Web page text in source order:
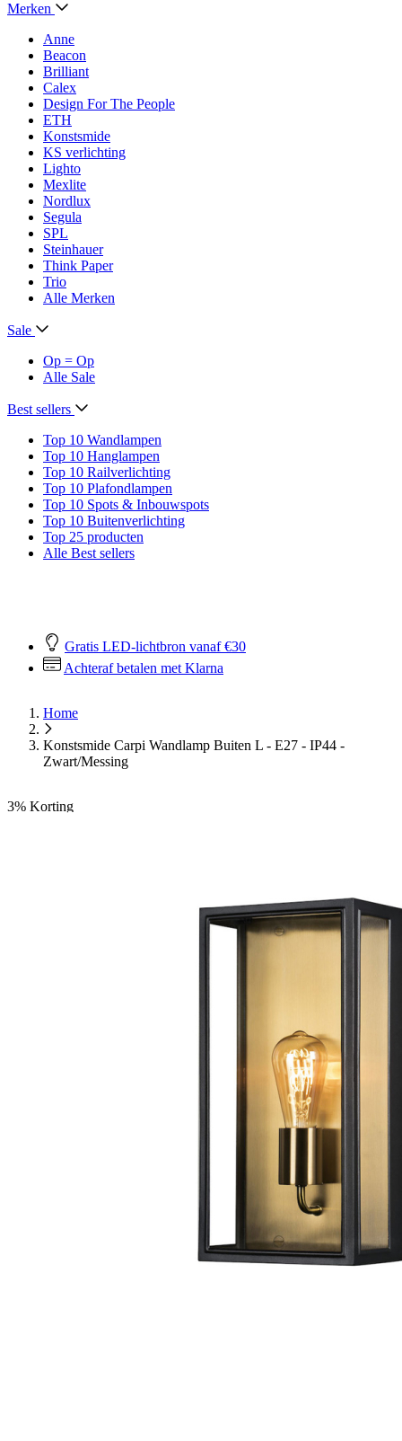
Merken
Anne
Beacon
Brilliant
Calex
Design For The People
ETH
Konstsmide
KS verlichting
Lighto
Mexlite
Nordlux
Segula
SPL
Steinhauer
Think Paper
Trio
Alle Merken
Sale
Op = Op
Alle Sale
Best sellers
Top 10 Wandlampen
Top 10 Hanglampen
Top 10 Railverlichting
Top 10 Plafondlampen
Top 10 Spots & Inbouwspots
Top 10 Buitenverlichting
Top 25 producten
Alle Best sellers
Gratis LED-lichtbron vanaf €30
Achteraf betalen met Klarna
Home
Konstsmide Carpi Wandlamp Buiten L - E27 - IP44 -
Zwart/Messing
3% Korting